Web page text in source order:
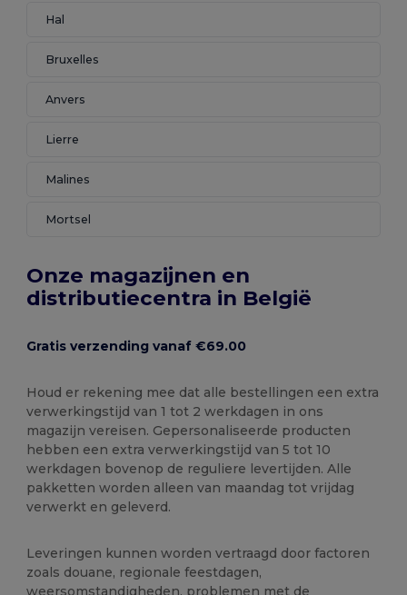
Hal
Bruxelles
Anvers
Lierre
Malines
Mortsel
Onze magazijnen en
distributiecentra in België
Gratis verzending vanaf €69.00
Houd er rekening mee dat alle bestellingen een extra
verwerkingstijd van 1 tot 2 werkdagen in ons
magazijn vereisen. Gepersonaliseerde producten
hebben een extra verwerkingstijd van 5 tot 10
werkdagen bovenop de reguliere levertijden. Alle
pakketten worden alleen van maandag tot vrijdag
verwerkt en geleverd.
Leveringen kunnen worden vertraagd door factoren
zoals douane, regionale feestdagen,
weersomstandigheden, problemen met de